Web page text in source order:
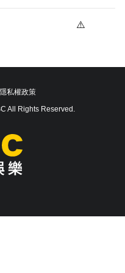
隱私權政策
All Rights Reserved.